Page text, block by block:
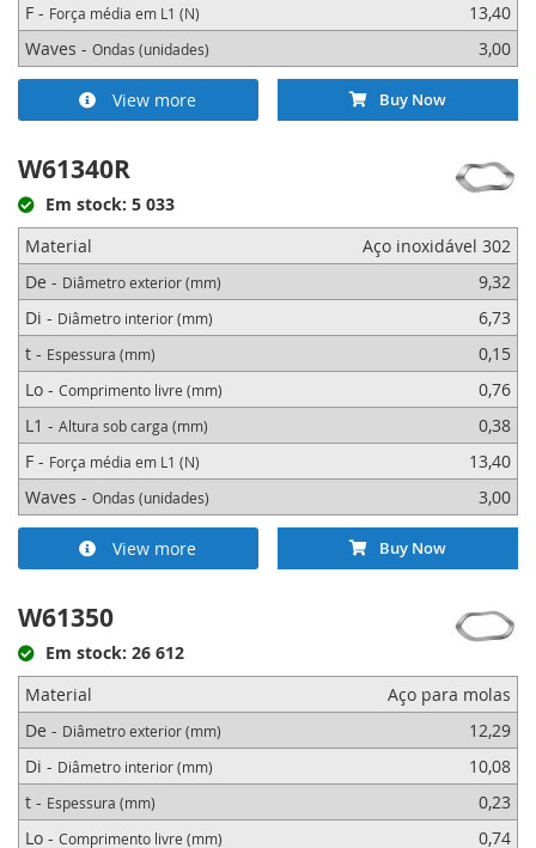
F - Força média em L1 (N)
13,40
Waves - Ondas (unidades) 3,00
View more Buy Now
W61340R
Em stock: 5 033
Material
Aço inoxidável 302
De - Diâmetro exterior (mm)
9,32
Di - Diâmetro interior (mm)
6,73
t - Espessura (mm)
0,15
Lo - Comprimento livre (mm)
0,76
L1 - Altura sob carga (mm)
0,38
F - Força média em L1 (N)
13,40
Waves - Ondas (unidades) 3,00
View more Buy Now
W61350
Em stock: 26 612
Material
Aço para molas
De - Diâmetro exterior (mm)
12,29
Di - Diâmetro interior (mm)
10,08
t - Espessura (mm)
0,23
Lo - Comprimento livre (mm) 0,74